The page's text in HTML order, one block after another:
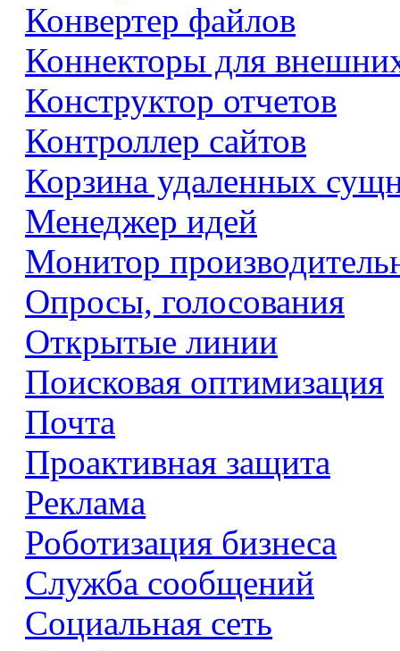
Конвертер файлов
Коннекторы для
Конструктор отчетов
Контроллер сайтов
Корзина удаленных
Менеджер идей
Монитор
Опросы, голосования
Открытые линии
Поисковая оптимизация
Почта
Проактивная защита
Реклама
Роботизация бизнеса
Служба сообщений
Социальная сеть